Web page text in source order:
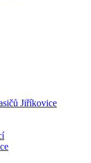
Jiříkovice